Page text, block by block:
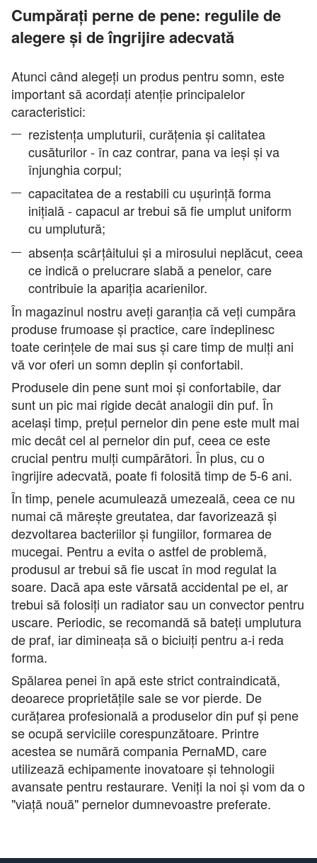
Cumpărați perne de pene: regulile de
alegere și de îngrijire adecvată
Atunci când alegeți un produs pentru somn, este
important să acordați atenție principalelor
caracteristici:
rezistența umpluturii, curățenia și calitatea
cusăturilor - în caz contrar, pana va ieși și va
înjunghia corpul;
capacitatea de a restabili cu ușurință forma
inițială - capacul ar trebui să fie umplut uniform
cu umplutură;
absența scârțâitului și a mirosului neplăcut, ceea
ce indică o prelucrare slabă a penelor, care
contribuie la apariția acarienilor.
În magazinul nostru aveți garanția că veți cumpăra
produse frumoase și practice, care îndeplinesc
toate cerințele de mai sus și care timp de mulți ani
vă vor oferi un somn deplin și confortabil.
Produsele din pene sunt moi și confortabile, dar
sunt un pic mai rigide decât analogii din puf. În
același timp, prețul pernelor din pene este mult mai
mic decât cel al pernelor din puf, ceea ce este
crucial pentru mulți cumpărători. În plus, cu o
îngrijire adecvată, poate fi folosită timp de 5-6 ani.
În timp, penele acumulează umezeală, ceea ce nu
numai că mărește greutatea, dar favorizează și
dezvoltarea bacteriilor și fungiilor, formarea de
mucegai. Pentru a evita o astfel de problemă,
produsul ar trebui să fie uscat în mod regulat la
soare. Dacă apa este vărsată accidental pe el, ar
trebui să folosiți un radiator sau un convector pentru
uscare. Periodic, se recomandă să bateți umplutura
de praf, iar dimineața să o biciuiți pentru a-i reda
forma.
Spălarea penei în apă este strict contraindicată,
deoarece proprietățile sale se vor pierde. De
curățarea profesională a produselor din puf și pene
se ocupă serviciile corespunzătoare. Printre
acestea se numără compania PernaMD, care
utilizează echipamente inovatoare și tehnologii
avansate pentru restaurare. Veniți la noi și vom da o
"viață nouă" pernelor dumnevoastre preferate.